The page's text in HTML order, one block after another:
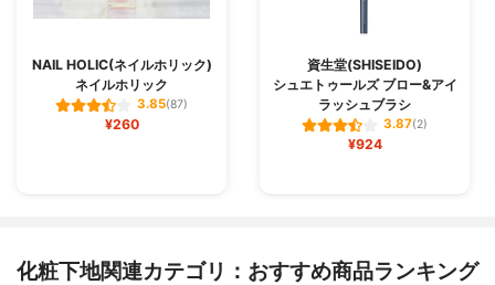
NAIL HOLIC(ネイルホリック)
ネイルホリック
3.85(87)
¥260
資生堂(SHISEIDO)
シュエトゥールズ ブロー&アイ
ラッシュブラシ
3.87(2)
¥924
化粧下地関連カテゴリ：おすすめ商品ランキング